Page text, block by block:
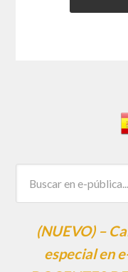
(NUEVO) –
especial en